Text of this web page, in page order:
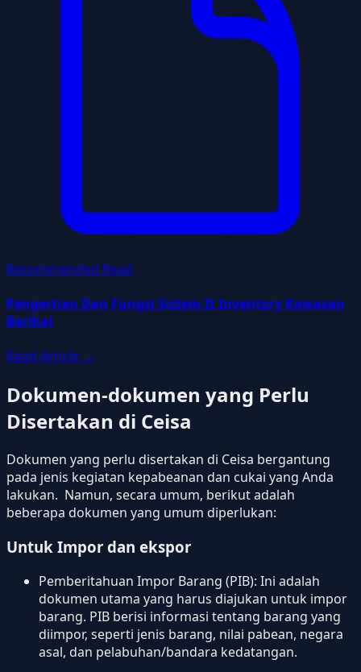
Recommended Read
Pengertian Dan Fungsi Sistem It Inventory Kawasan
Berikat
Read Article →
Dokumen-dokumen yang Perlu
Disertakan di Ceisa
Dokumen yang perlu disertakan di Ceisa bergantung
pada jenis kegiatan kepabeanan dan cukai yang Anda
lakukan. Namun, secara umum, berikut adalah
beberapa dokumen yang umum diperlukan:
Untuk Impor dan ekspor
Pemberitahuan Impor Barang (PIB): Ini adalah
dokumen utama yang harus diajukan untuk impor
barang. PIB berisi informasi tentang barang yang
diimpor, seperti jenis barang, nilai pabean, negara
asal, dan pelabuhan/bandara kedatangan.